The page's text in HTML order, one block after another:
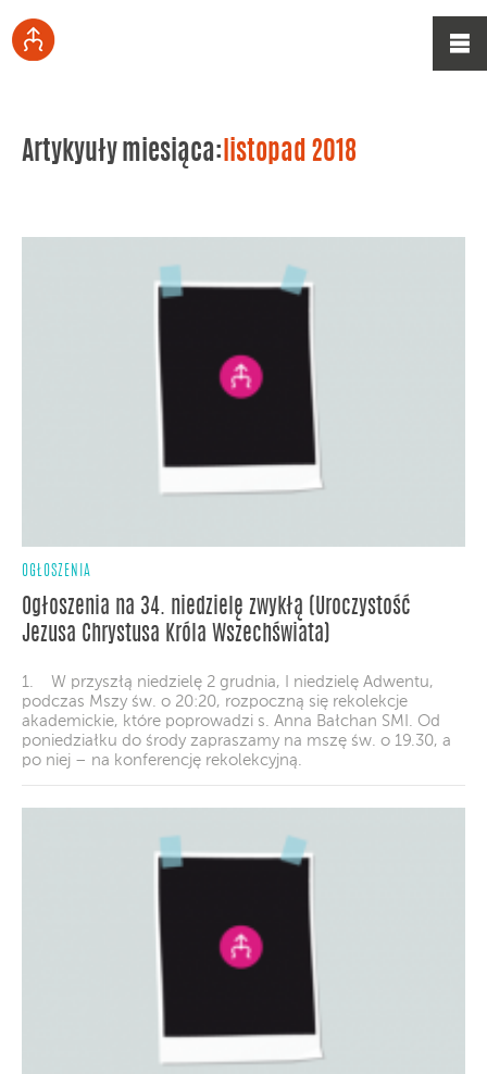
Artykyuły miesiąca: listopad 2018
OGŁOSZENIA
Ogłoszenia na 34. niedzielę zwykłą (Uroczystość
Jezusa Chrystusa Króla Wszechświata)
1. W przyszłą niedzielę 2 grudnia, I niedzielę Adwentu,
podczas Mszy św. o 20:20, rozpoczną się rekolekcje
akademickie, które poprowadzi s. Anna Bałchan SMI. Od
poniedziałku do środy zapraszamy na mszę św. o 19.30, a
po niej – na konferencję rekolekcyjną.